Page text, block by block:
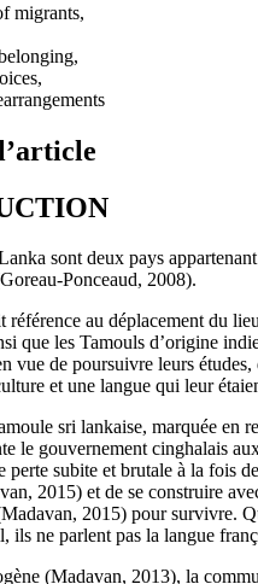
migrants,
sont deux pays
Ponceaud, 2008).
au déplacement du
que les Tamouls d’origine
vue de poursuivre leurs
et une langue qui leur
sri lankaise, marquée en
le gouvernement cinghalais
perte subite et brutale à la fois
2015) et de se construire
2015) pour survivre.
ils ne parlent pas la langue
(Madavan, 2013), la